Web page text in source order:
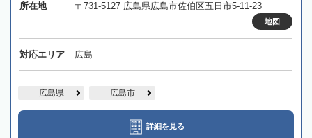
所在地 〒731-5127 広島県広島市佐伯区五日市5-11-23
地図
対応エリア 広島
広島県 広島市
詳細を見る